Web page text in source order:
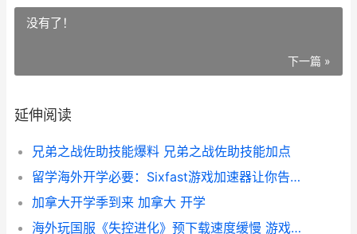
没有了！
下一篇 »
延伸阅读
兄弟之战佐助技能爆料 兄弟之战佐助技能加点
留学海外开学必要：Sixfast游戏加速器让你告别卡顿转圈 海外留学通常包括哪些项目
加拿大开学季到来 加拿大 开学
海外玩国服《失控进化》预下载速度缓慢 游戏国服在外国叫什么服